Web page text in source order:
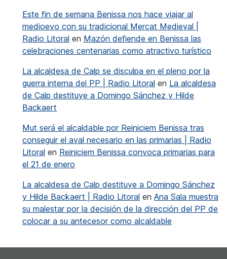
Este fin de semana Benissa nos hace viajar al
medioevo con su tradicional Mercat Medieval |
Radio Litoral en Mazón defiende en Benissa las
celebraciones centenarias como atractivo turístico
La alcaldesa de Calp se disculpa en el pleno por la
guerra interna del PP | Radio Litoral en La alcaldesa
de Calp destituye a Domingo Sánchez y Hilde
Backaert
Mut será el alcaldable por Reiniciem Benissa tras
conseguir el aval necesario en las primarias | Radio
Litoral en Reiniciem Benissa convoca primarias para
el 21 de enero
La alcaldesa de Calp destituye a Domingo Sánchez
y Hilde Backaert | Radio Litoral en Ana Sala muestra
su malestar por la decisión de la dirección del PP de
colocar a su antecesor como alcaldable